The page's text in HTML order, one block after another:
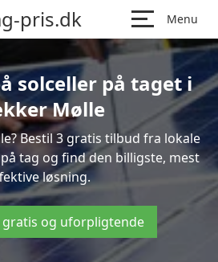
pris.dk Menu
solceller på taget i
Mølle
Bestil 3 gratis tilbud fra lokale
tag og find den billigste, mest
løsning.
gratis og uforpligtende